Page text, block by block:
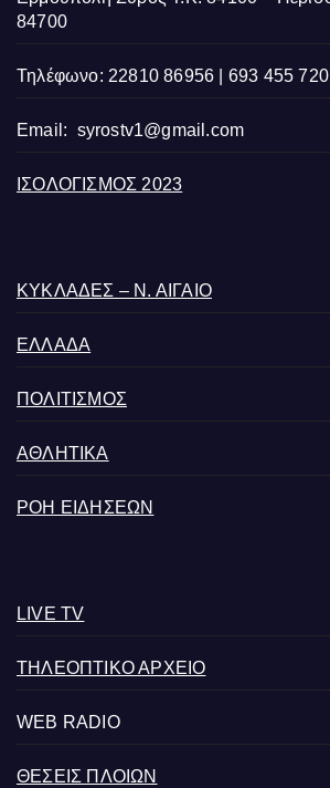
84700
Τηλέφωνο: 22810 86956 | 693 455
Email: syrostv1@gmail.com
ΙΣΟΛΟΓΙΣΜΟΣ 2023
ΚΥΚΛΑΔΕΣ – Ν. ΑΙΓΑΙΟ
ΕΛΛΑΔΑ
ΠΟΛΙΤΙΣΜΟΣ
ΑΘΛΗΤΙΚΑ
ΡΟΗ ΕΙΔΗΣΕΩΝ
LIVE TV
ΤΗΛΕΟΠΤΙΚΟ ΑΡΧΕΙΟ
WEB RADIO
ΘΕΣΕΙΣ ΠΛΟΙΩΝ